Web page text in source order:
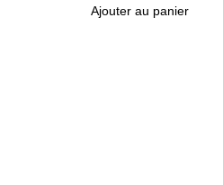
Ajouter au panier